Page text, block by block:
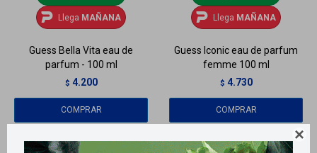

Llega MAÑANA
Guess Bella Vita eau de
parfum - 100 ml
$ 4.200
Llega MAÑANA
Guess Iconic eau de parfum
femme 100 ml
$ 4.730